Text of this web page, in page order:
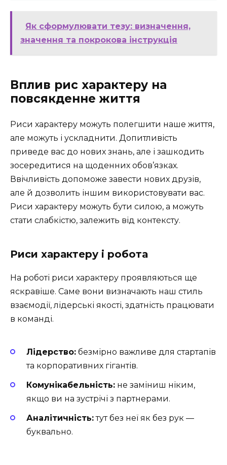
Як сформулювати тезу: визначення,
значення та покрокова інструкція
Вплив рис характеру на
повсякденне життя
Риси характеру можуть полегшити наше життя,
але можуть і ускладнити. Допитливість
приведе вас до нових знань, але і зашкодить
зосередитися на щоденних обов’язках.
Ввічливість допоможе завести нових друзів,
але й дозволить іншим використовувати вас.
Риси характеру можуть бути силою, а можуть
стати слабкістю, залежить від контексту.
Риси характеру і робота
На роботі риси характеру проявляються ще
яскравіше. Саме вони визначають наш стиль
взаємодії, лідерські якості, здатність працювати
в команді.
Лідерство: безмірно важливе для стартапів
та корпоративних гігантів.
Комунікабельність: не заміниш ніким,
якщо ви на зустрічі з партнерами.
Аналітичність:тут без неї як без рук —
буквально.